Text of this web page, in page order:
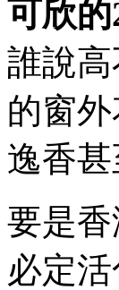
可欣的
誰說
的窗
逸香
要是
必定